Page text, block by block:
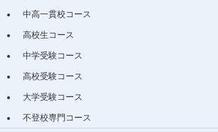
中高一貫校コース
高校生コース
中学受験コース
高校受験コース
大学受験コース
不登校専門コース